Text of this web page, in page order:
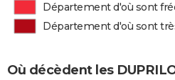
Département d'où sont
Département d'où sont
Où décèdent les